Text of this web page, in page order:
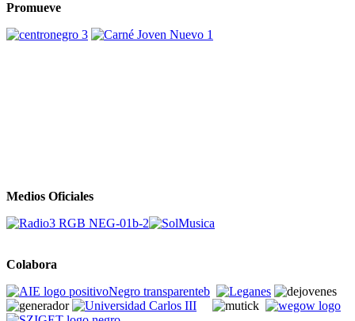
Promueve
Medios Oficiales
Colabora